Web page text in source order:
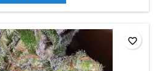
favorite_border